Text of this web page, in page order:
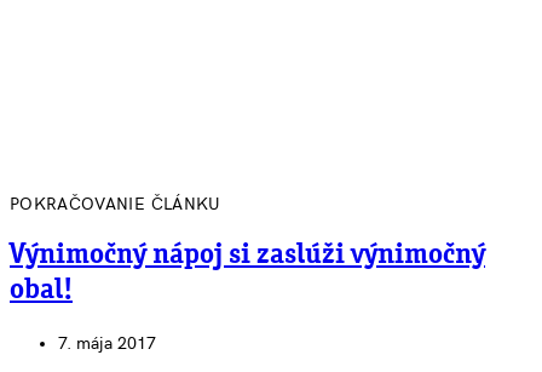
POKRAČOVANIE ČLÁNKU
Výnimočný nápoj si zaslúži výnimočný
obal!
7. mája 2017